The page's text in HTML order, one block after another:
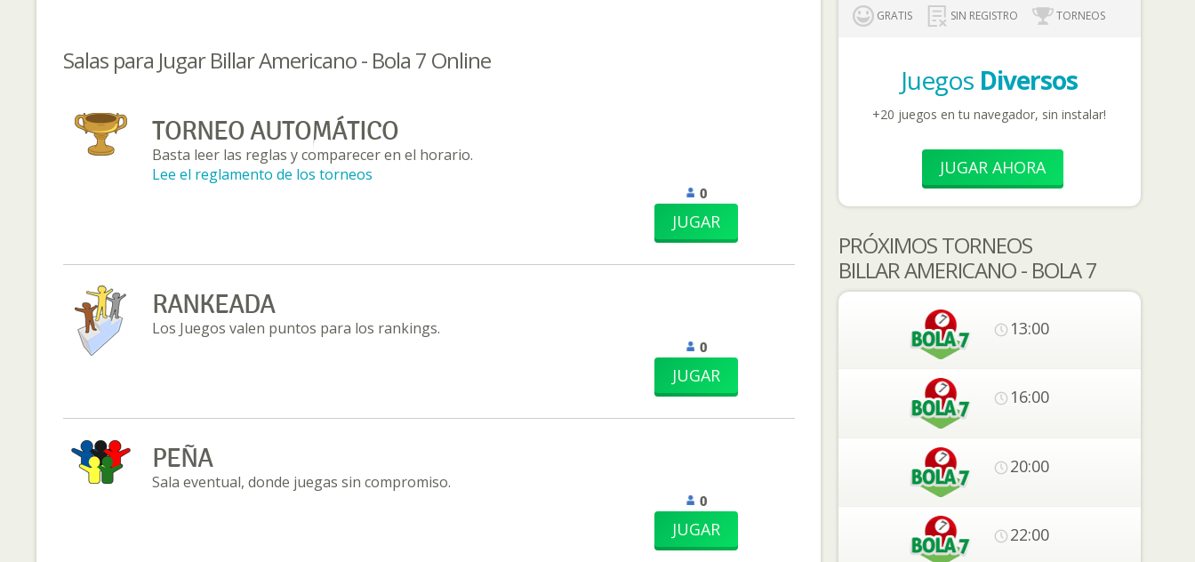
Salas para Jugar Billar Americano - Bola 7 Online
TORNEO AUTOMÁTICO
Basta leer las reglas y comparecer en el horario.
Lee el reglamento de los torneos
0
JUGAR
RANKEADA
Los Juegos valen puntos para los rankings.
0
JUGAR
PEÑA
Sala eventual, donde juegas sin compromiso.
0
JUGAR
GRATIS SIN REGISTRO TORNEOS
Juegos Diversos
+20 juegos en tu navegador, sin instalar!
JUGAR AHORA
PRÓXIMOS TORNEOS
BILLAR AMERICANO - BOLA 7
13:00
16:00
20:00
22:00